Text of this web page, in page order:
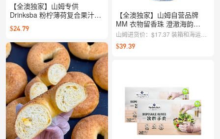
【全澳独家】山姆专供
Drinksba 粉柠薄荷复合果汁饮
料 260mL*18瓶入
$24.79
【全澳独家】山姆自营品牌
MM 衣物留香珠 澄澈海韵
1.5kg
山姆进货价：$17.37 装箱和海运成
本：$10.78 中国采购资金成本：
$1.39 售价：$39.39 毛利率：约
$39.39